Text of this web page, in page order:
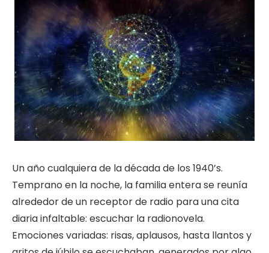
Un año cualquiera de la década de los 1940’s.
Temprano en la noche, la familia entera se reunía
alrededor de un receptor de radio para una cita
diaria infaltable: escuchar la radionovela.
Emociones variadas: risas, aplausos, hasta llantos y